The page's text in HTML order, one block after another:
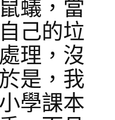
蟻，當
己的垃
理，沒
是，我
學課本